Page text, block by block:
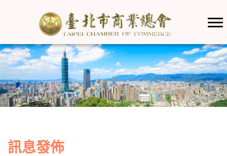
訊息發佈